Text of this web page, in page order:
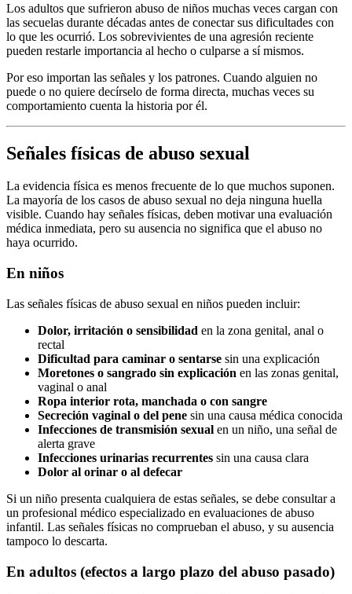
Los adultos que sufrieron abuso de niños muchas veces cargan con
las secuelas durante décadas antes de conectar sus dificultades con
lo que les ocurrió. Los sobrevivientes de una agresión reciente
pueden restarle importancia al hecho o culparse a sí mismos.
Por eso importan las señales y los patrones. Cuando alguien no
puede o no quiere decírselo de forma directa, muchas veces su
comportamiento cuenta la historia por él.
Señales físicas de abuso sexual
La evidencia física es menos frecuente de lo que muchos suponen.
La mayoría de los casos de abuso sexual no deja ninguna huella
visible. Cuando hay señales físicas, deben motivar una evaluación
médica inmediata, pero su ausencia no significa que el abuso no
haya ocurrido.
En niños
Las señales físicas de abuso sexual en niños pueden incluir:
Dolor, irritación o sensibilidad en la zona genital, anal o
rectal
Dificultad para caminar o sentarse sin una explicación
Moretones o sangrado sin explicación en las zonas genital,
vaginal o anal
Ropa interior rota, manchada o con sangre
Secreción vaginal o del pene sin una causa médica conocida
Infecciones de transmisión sexual en un niño, una señal de
alerta grave
Infecciones urinarias recurrentes sin una causa clara
Dolor al orinar o al defecar
Si un niño presenta cualquiera de estas señales, se debe consultar a
un profesional médico especializado en evaluaciones de abuso
infantil. Las señales físicas no comprueban el abuso, y su ausencia
tampoco lo descarta.
En adultos (efectos a largo plazo del abuso pasado)